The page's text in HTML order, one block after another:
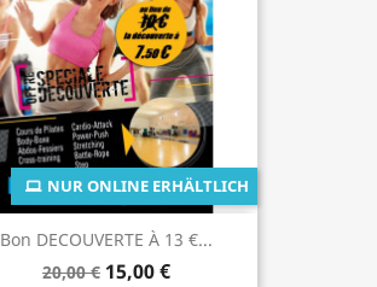
Bon DECOUVERTE À 13 €...
20,00 € 15,00 €
NUR ONLINE ERHÄLTLICH